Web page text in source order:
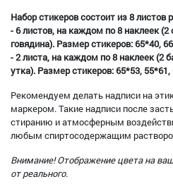
Набор стикеров состоит из 8 листов
- 6 листов, на каждом по 8 наклеек (2
говядина). Размер стикеров: 65*40,
- 2 листа, на каждом по 8 наклеек (2
утка). Размер стикеров: 65*53,
Рекомендуем делать надписи на
маркером. Такие надписи после
стиранию и атмосферным
любым спиртосодержащим
Внимание! Отображение цвета на
от реального.